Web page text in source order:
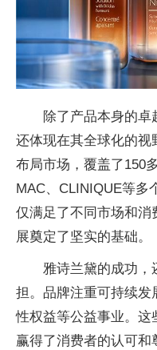
除了产品本身的卓
还体现在其全球化的视
布局市场，覆盖了150
MAC、CLINIQUE等多
仅满足了不同市场和
展奠定了坚实的基础。
雅诗兰黛的成功，
担。品牌注重可持续
性权益等公益事业。
赢得了消费者的认可和